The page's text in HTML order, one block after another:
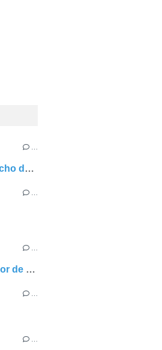
…
"Le berceau" un conte pour l'Echo du Gros-de-Vaud
…
…
Les salons du livre sont un décor de théâtre
…
…